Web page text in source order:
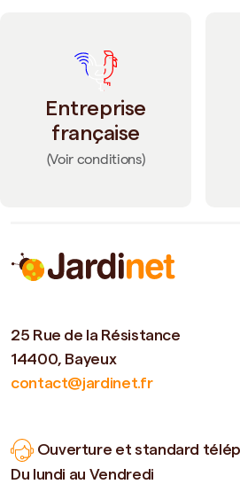
Entreprise
française
(Voir conditions)
25 Rue de la Résistance
14400, Bayeux
contact@jardinet.fr
Ouverture et standard
Du lundi au Vendredi